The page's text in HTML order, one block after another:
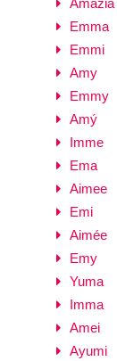
Amazia
Emma
Emmi
Amy
Emmy
Amý
Imme
Ema
Aimee
Emi
Aimée
Emy
Yuma
Imma
Amei
Ayumi